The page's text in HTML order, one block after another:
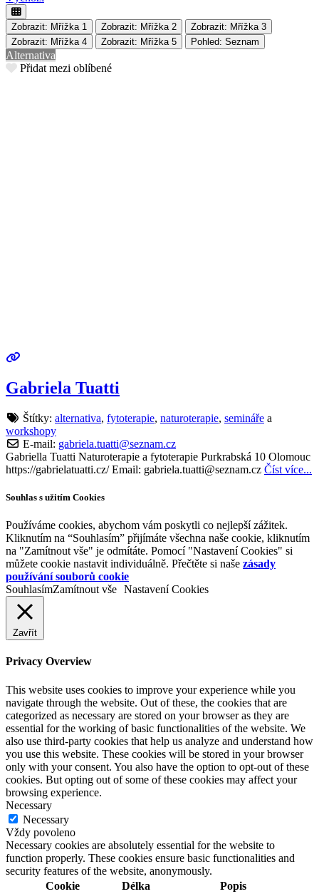
Zobrazit: Mřížka 1 Zobrazit: Mřížka 2
Zobrazit: Mřížka 3
Zobrazit: Mřížka 4
Zobrazit: Mřížka 5 Pohled: Seznam
Alternativa
Přidat mezi oblíbené
Gabriela Tuatti
Štítky: alternativa, fytoterapie, naturoterapie, semináře a
workshopy
E-mail: gabriela.tuatti@seznam.cz
Gabriella Tuatti Naturoterapie a fytoterapie Purkrabská 10 Olomouc
https://gabrielatuatti.cz/ Email: gabriela.tuatti@seznam.cz Číst více...
Souhlas s užitím Cookies
Používáme cookies, abychom vám poskytli co nejlepší zážitek.
Kliknutím na “Souhlasím” přijímáte všechna naše cookie, kliknutím
na "Zamítnout vše" je odmítáte. Pomocí "Nastavení Cookies" si
můžete cookie nastavit individuálně. Přečtěte si naše zásady
používání souborů cookie
SouhlasímZamítnout vše Nastavení Cookies
Zavřít
Privacy Overview
This website uses cookies to improve your experience while you
navigate through the website. Out of these, the cookies that are
categorized as necessary are stored on your browser as they are
essential for the working of basic functionalities of the website. We
also use third-party cookies that help us analyze and understand how
you use this website. These cookies will be stored in your browser
only with your consent. You also have the option to opt-out of these
cookies. But opting out of some of these cookies may affect your
browsing experience.
Necessary
Necessary
Vždy povoleno
Necessary cookies are absolutely essential for the website to
function properly. These cookies ensure basic functionalities and
security features of the website, anonymously.
Cookie
Délka Popis